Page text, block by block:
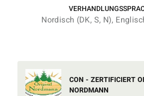
Nordisch (DK, S, N),
CON - ZERTIFICIERT
NORDMANN